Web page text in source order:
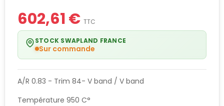
602,61 € TTC
STOCK SWAPLAND FRANCE
Sur commande
A/R 0.83 - Trim 84- V band / V band
Température 950 C°